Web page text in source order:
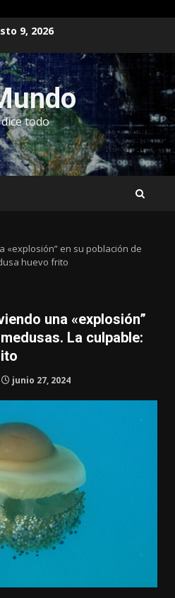
9, 2026
todo
«explosión” en su población de
huevo frito
una «explosión”
La culpable:
junio 27, 2024